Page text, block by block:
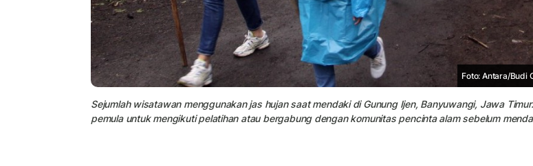
Foto: Antara/Budi
Sejumlah wisatawan menggunakan jas hujan saat mendaki di Gunung Ijen, Banyuwangi, Jawa
pemula untuk mengikuti pelatihan atau bergabung dengan komunitas pencinta alam sebelum